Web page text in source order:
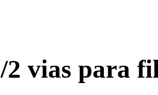
vias para